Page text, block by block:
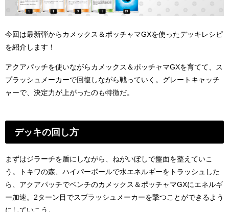
今回は最新弾からカメックス＆ポッチャマGXを使ったデッキレシピ
を紹介します！
アクアパッチを使いながらカメックス＆ポッチャマGXを育てて、ス
プラッシュメーカーで回復しながら戦っていく。グレートキャッチ
ャーで、決定力が上がったのも特徴だ。
デッキの回し方
まずはジラーチを盾にしながら、ねがいぼしで盤面を整えていこ
う。トキワの森、ハイパーボールで水エネルギーをトラッシュした
ら、アクアパッチでベンチのカメックス＆ポッチャマGXにエネルギ
ー加速。2ターン目でスプラッシュメーカーを撃つことができるよう
にしていこう。